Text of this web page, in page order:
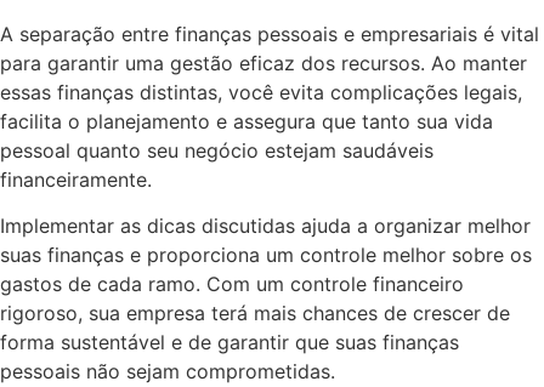
A separação entre finanças pessoais e empresariais é vital
para garantir uma gestão eficaz dos recursos. Ao manter
essas finanças distintas, você evita complicações legais,
facilita o planejamento e assegura que tanto sua vida
pessoal quanto seu negócio estejam saudáveis
financeiramente.
Implementar as dicas discutidas ajuda a organizar melhor
suas finanças e proporciona um controle melhor sobre os
gastos de cada ramo. Com um controle financeiro
rigoroso, sua empresa terá mais chances de crescer de
forma sustentável e de garantir que suas finanças
pessoais não sejam comprometidas.